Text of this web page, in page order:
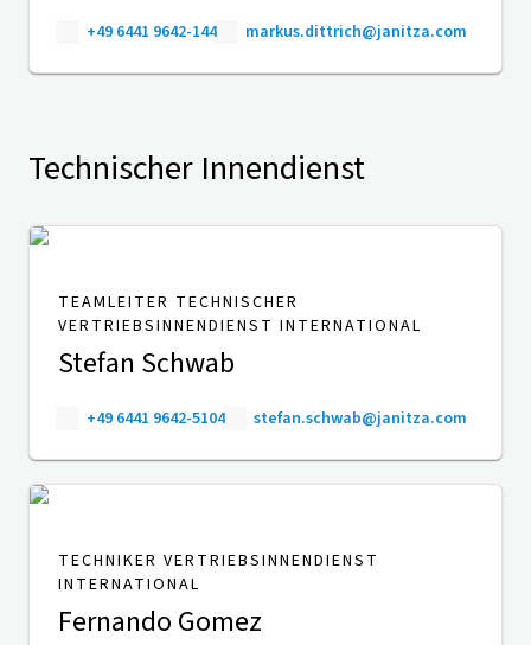
+49 6441 9642-144 markus.dittrich@janitza.com
Technischer Innendienst
TEAMLEITER TECHNISCHER
VERTRIEBSINNENDIENST INTERNATIONAL
Stefan Schwab
+49 6441 9642-5104 stefan.schwab@janitza.com
TECHNIKER VERTRIEBSINNENDIENST
INTERNATIONAL
Fernando Gomez